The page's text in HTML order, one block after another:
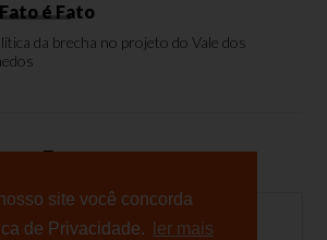
site você concorda
de Privacidade.
ler mais
é Fato
da brecha no projeto do Vale dos
Enquete